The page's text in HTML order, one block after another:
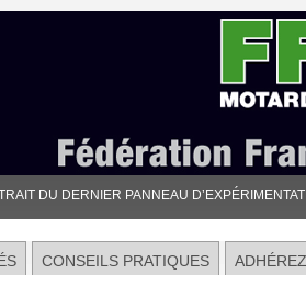
DU DERNIER PANNEAU
CONSEILS PRATIQUES ADHÉREZ